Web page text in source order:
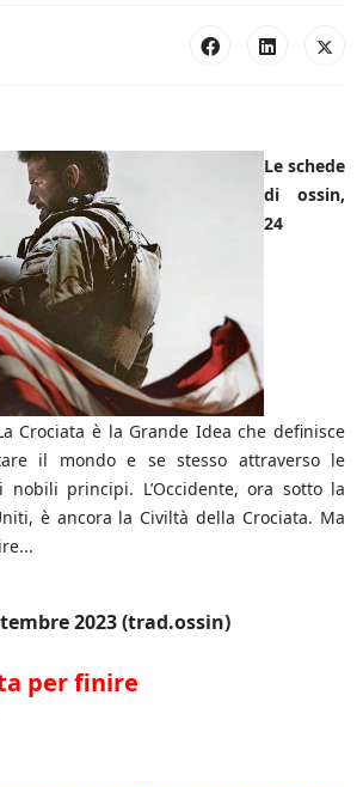
Le schede
di ossin,
24
Crociata è la Grande Idea che definisce
il mondo e se stesso attraverso le
principi. L’Occidente, ora sotto la
è ancora la Civiltà della Crociata. Ma
2023 (trad.ossin)
per finire